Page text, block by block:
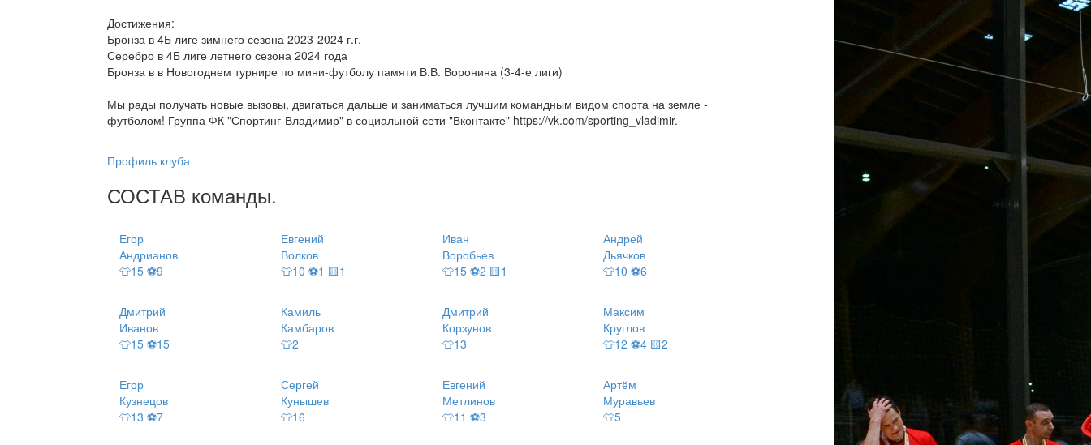
Достижения:
Бронза в 4Б лиге зимнего сезона 2023-2024 г.г.
Серебро в 4Б лиге летнего сезона 2024 года
Бронза в в Новогоднем турнире по мини-футболу памяти В.В. Воронина (3-4-е лиги)
Мы рады получать новые вызовы, двигаться дальше и заниматься лучшим командным видом спорта на земле -
футболом! Группа ФК "Спортинг-Владимир" в социальной сети "Вконтакте" https://vk.com/sporting_vladimir.
Профиль клуба
СОСТАВ команды.
Егор
Андрианов
👕15 ⚽9
Евгений
Волков
👕10 ⚽1 🟨1
Иван
Воробьев
👕15 ⚽2 🟨1
Андрей
Дьячков
👕10 ⚽6
Дмитрий
Иванов
👕15 ⚽15
Камиль
Камбаров
👕2
Дмитрий
Корзунов
👕13
Максим
Круглов
👕12 ⚽4 🟨2
Егор
Кузнецов
👕13 ⚽7
Сергей
Кунышев
👕16
Евгений
Метлинов
👕11 ⚽3
Артём
Муравьев
👕5